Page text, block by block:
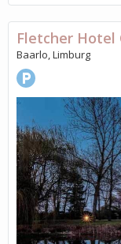
Fletcher Hotel
Baarlo, Limburg